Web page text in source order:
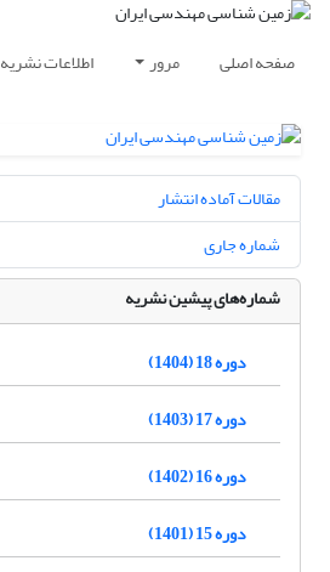
صفحه اصلی مرور اطلاعات نشریه
مقالات آماده انتشار
شماره جاری
شماره‌های پیشین نشریه
دوره 18 (1404)
دوره 17 (1403)
دوره 16 (1402)
دوره 15 (1401)